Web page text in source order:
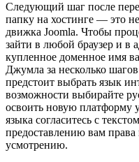
Следующий шаг после
папку на хостинге — это
движка Joomla. Чтобы
зайти в любой браузер и в
купленное доменное имя
Джумла за несколько
предстоит выбрать язык
возможности выбирайте
освоить новую платформу
языка согласитесь с
предоставлению вам
усмотрению.